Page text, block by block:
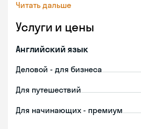
Читать дальше
Услуги и цены
Английский язык
Деловой - для бизнеса
Для путешествий
Для начинающих - премиум